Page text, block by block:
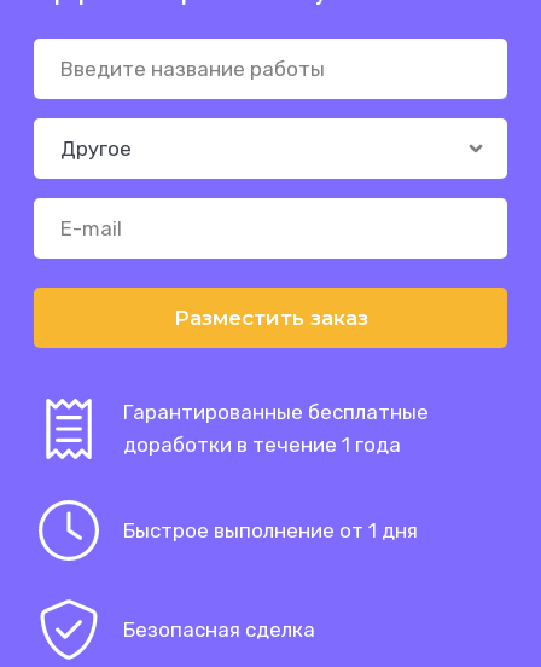
Разместить заказ
Гарантированные бесплатные
доработки в течение 1 года
Быстрое выполнение от 1 дня
Безопасная сделка